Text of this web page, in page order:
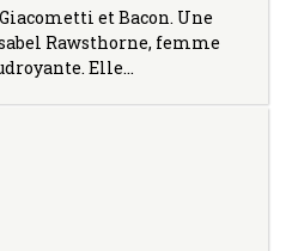
et Bacon. Une
Rawsthorne, femme
Elle…